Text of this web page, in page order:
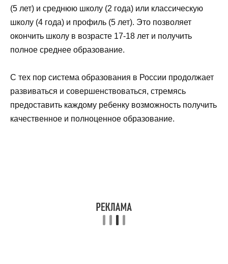
(5 лет) и среднюю школу (2 года) или классическую
школу (4 года) и профиль (5 лет). Это позволяет
окончить школу в возрасте 17-18 лет и получить
полное среднее образование.
С тех пор система образования в России продолжает
развиваться и совершенствоваться, стремясь
предоставить каждому ребенку возможность получить
качественное и полноценное образование.